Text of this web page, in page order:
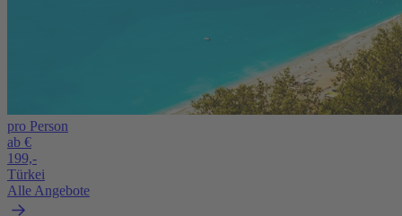
pro Person
ab €
199,-
Türkei
Alle Angebote